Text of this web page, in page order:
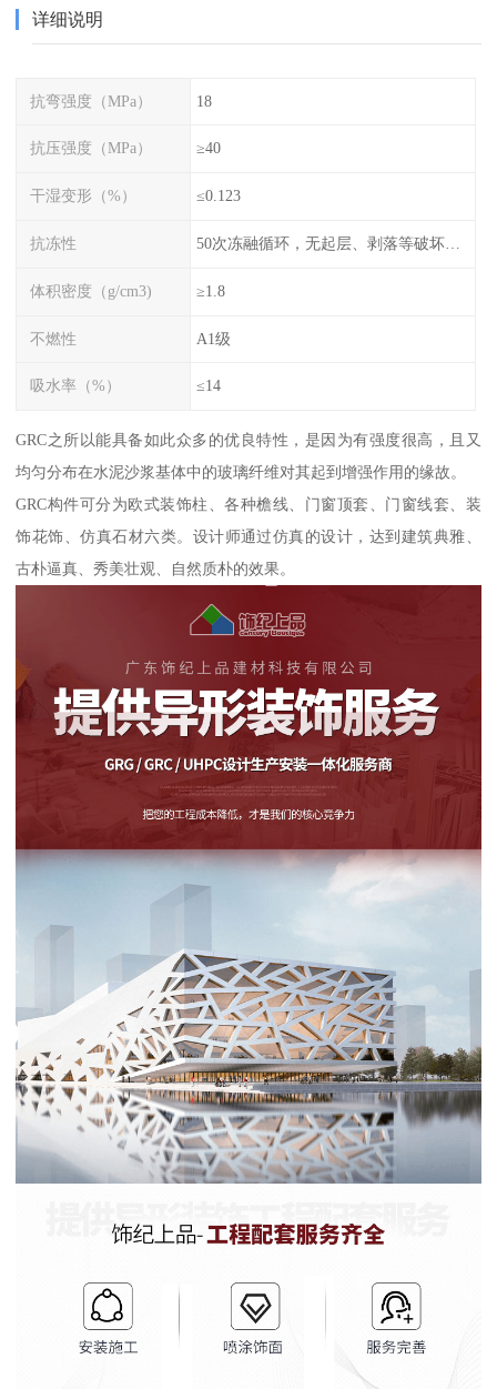
详细说明
抗弯强度（MPa） 18
抗压强度（MPa） ≥40
干湿变形（%） ≤0.123
抗冻性 50次冻融循环，无起层、剥落等破坏现象
体积密度（g/cm3) ≥1.8
不燃性 A1级
吸水率（%） ≤14
GRC之所以能具备如此众多的优良特性，是因为有强度很高，且又
均匀分布在水泥沙浆基体中的玻璃纤维对其起到增强作用的缘故。
GRC构件可分为欧式装饰柱、各种檐线、门窗顶套、门窗线套、装
饰花饰、仿真石材六类。设计师通过仿真的设计，达到建筑典雅、
古朴逼真、秀美壮观、自然质朴的效果。